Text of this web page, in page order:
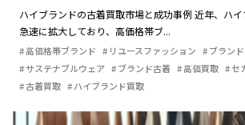
ハイブランドの古着買取市場と成功事例 近年、ハ
急速に拡大しており、高価格帯ブ...
高価格帯ブランド リユースファッション ブラン
サステナブルウェア
ブランド古着 高価買取
セ
古着買取
ハイブランド買取